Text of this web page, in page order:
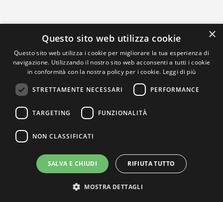
×
Questo sito web utilizza cookie
Questo sito web utilizza i cookie per migliorare la tua esperienza di
navigazione. Utilizzando il nostro sito web acconsenti a tutti i cookie
in conformità con la nostra policy per i cookie. Leggi di più
STRETTAMENTE NECESSARI PERFORMANCE
TARGETING FUNZIONALITÀ
NON CLASSIFICATI
SALVA E CHIUDI RIFIUTA TUTTO
MOSTRA DETTAGLI